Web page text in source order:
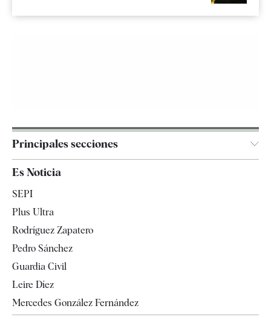
Principales secciones
España
Televisión
Es Noticia
SEPI
Plus Ultra
Rodríguez Zapatero
Pedro Sánchez
Guardia Civil
Leire Díez
Mercedes González Fernández